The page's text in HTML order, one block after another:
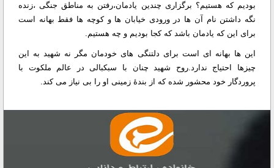
بودیم که هستیم؟ برگزاری چندین یادمان،رفتن به مناطق جنگی ،زنده
نگه داشتن نام آن ها در ورودی خیابان ها و کوچه ها فقط بهانه است
برای این که یادمان باشد که کجا بودیم و چه هستیم.
این ها بهانه ای است برای دلتنگی های خودمان مگر نه شهید به این
چیزها احتیاج ندارد.روح شهید چنان با سبکبالی در عالم ملکوت با
پروردگار خود محشور شده که از بندۀ زمینی او را بی نیاز می کند.